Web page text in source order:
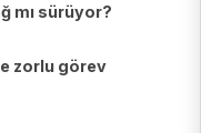
mı sürüyor?
zorlu görev